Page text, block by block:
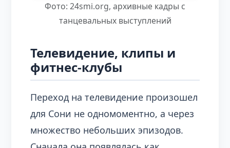
Фото: 24smi.org, архивные кадры с
танцевальных выступлений
Телевидение, клипы и
фитнес‑клубы
Переход на телевидение произошел
для Сони не одномоментно, а через
множество небольших эпизодов.